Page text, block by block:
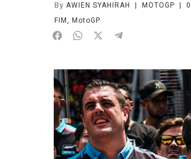
By AWIEN SYAHIRAH MOTOGP 0
FIM , MotoGP